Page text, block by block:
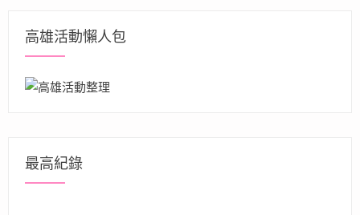
高雄活動懶人包
最高紀錄